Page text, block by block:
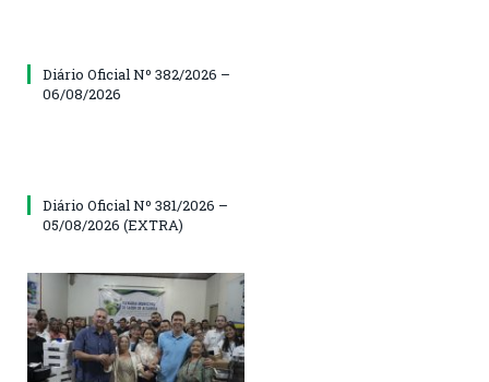
Diário Oficial Nº 382/2026 –
06/08/2026
Diário Oficial Nº 381/2026 –
05/08/2026 (EXTRA)